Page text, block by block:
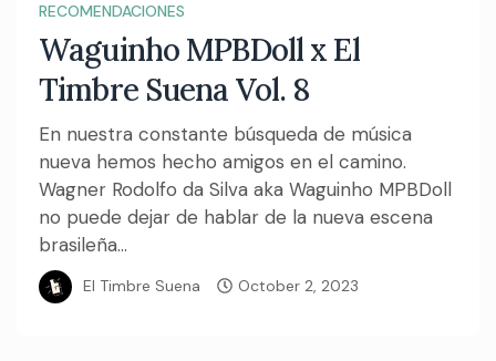
RECOMENDACIONES
Waguinho MPBDoll x El
Timbre Suena Vol. 8
En nuestra constante búsqueda de música
nueva hemos hecho amigos en el camino.
Wagner Rodolfo da Silva aka Waguinho MPBDoll
no puede dejar de hablar de la nueva escena
brasileña...
El Timbre Suena October 2, 2023